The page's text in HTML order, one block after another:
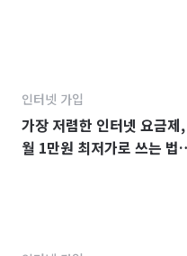
인터넷 가입
가장 저렴한 인터넷 요금제,
월 1만원 최저가로 쓰는 법